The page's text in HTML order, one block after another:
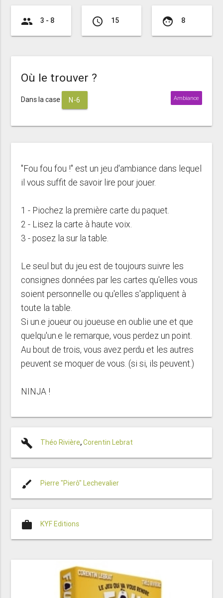
group 3 - 8 access_time 15 face 8
Où le trouver ?
Dans la case N-6 Ambiance
"Fou fou fou !" est un jeu d'ambiance dans lequel
il vous suffit de savoir lire pour jouer.
1 - Piochez la première carte du paquet.
2 - Lisez la carte à haute voix.
3 - posez la sur la table.
Le seul but du jeu est de toujours suivre les
consignes données par les cartes qu'elles vous
soient personnelle ou qu'elles s'appliquent à
toute la table.
Si un.e joueur ou joueuse en oublie une et que
quelqu'un.e le remarque, vous perdez un point.
Au bout de trois, vous avez perdu et les autres
peuvent se moquer de vous. (si si, ils peuvent.)
NINJA !
build Théo Rivière,Corentin Lebrat
brush Pierre "Pierô" Lechevalier
work KYF Editions